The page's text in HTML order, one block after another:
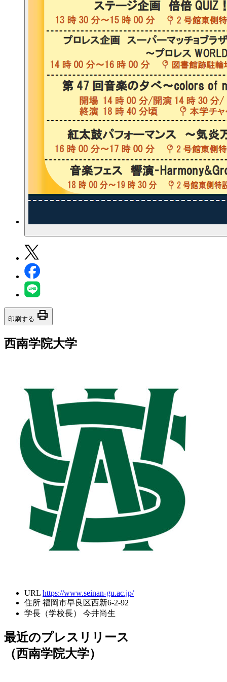
印刷する print
西南学院大学
URL https://www.seinan-gu.ac.jp/
住所 福岡市早良区西新6-2-92
学長（学校長）
今井尚生
最近のプレスリリース
（西南学院大学）